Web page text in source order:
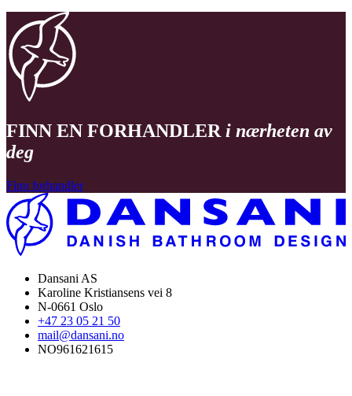
FINN EN FORHANDLER i nærheten av
deg
Finn forhandler
Dansani AS
Karoline Kristiansens vei 8
N-0661 Oslo
+47 23 05 21 50
mail@dansani.no
NO961621615